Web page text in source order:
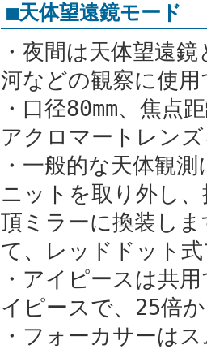
■天体望遠鏡モード
・夜間は天体望遠
河などの観察に使
・口径80mm、焦点
アクロマートレン
・一般的な天体観
ニットを取り外し
頂ミラーに換装し
て、レッドドット
・アイピースは共
イピースで、25倍
・フォーカサーは